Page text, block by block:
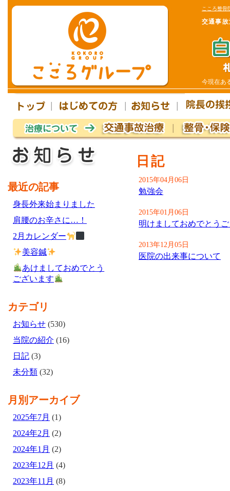
こころ整骨
交通事
今現在あ
日記
2015年04月06日
勉強会
2015年01月06日
明けましておめでとう
2013年12月05日
医院の出来事について
最近の記事
身長外来始まりました
肩腰のお辛さに…！
2月カレンダー
美容鍼
あけましておめでとう
ございます
カテゴリ
お知らせ (530)
当院の紹介 (16)
日記 (3)
未分類 (32)
月別アーカイブ
2025年7月 (1)
2024年2月 (2)
2024年1月 (2)
2023年12月 (4)
2023年11月 (8)